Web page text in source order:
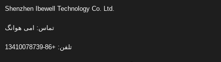
Shenzhen Ibewell Technology Co. Ltd.
تماس: امی هوانگ
تلفن: +86-13410078739